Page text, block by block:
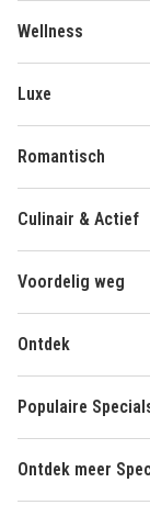
Wellness
Luxe
Romantisch
Culinair & Actief
Voordelig weg
Ontdek
Populaire
Ontdek meer